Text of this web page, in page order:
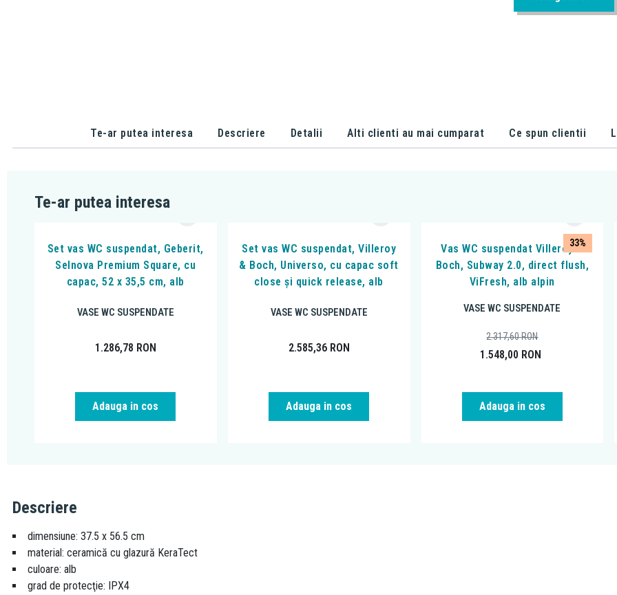
Te-ar putea interesa Descriere Detalii Alti clienti au mai cumparat Ce spun clientii
Te-ar putea interesa
Set vas WC suspendat, Geberit,
Selnova Premium Square, cu
capac, 52 x 35,5 cm, alb
VASE WC SUSPENDATE
1.286,78 RON
Adauga in cos
Set vas WC suspendat, Villeroy
& Boch, Universo, cu capac soft
close și quick release, alb
VASE WC SUSPENDATE
2.585,36 RON
Adauga in cos
33%
Vas WC suspendat Villeroy &
Boch, Subway 2.0, direct flush,
ViFresh, alb alpin
VASE WC SUSPENDATE
1.548,00 RON
2.317,60RON
Adauga in cos
Descriere
dimensiune: 37.5 x 56.5 cm
material: ceramică cu glazură KeraTect
culoare: alb
grad de protecţie: IPX4